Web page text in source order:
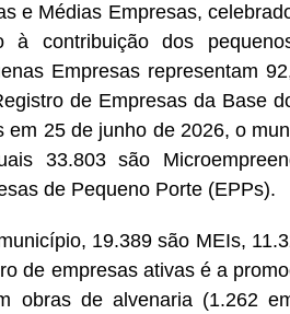
e Médias Empresas,
à contribuição dos
Empresas representam
de Empresas da Base
25 de junho de 2026, o
33.803 são
de Pequeno Porte (EPPs).
19.389 são MEIs,
de empresas ativas é a
obras de alvenaria (1.262